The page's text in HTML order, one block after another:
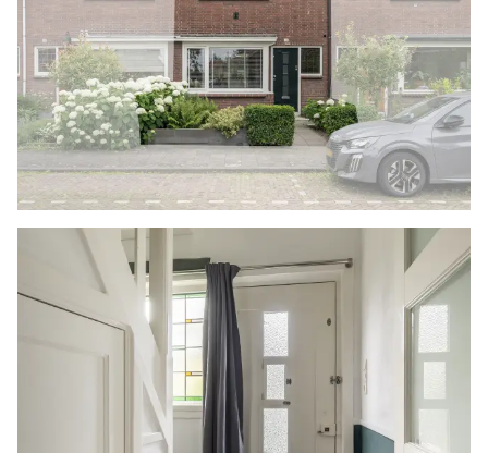
van insectenhorren
- De slaapkamer op de 1e verdieping aan de
achterzijde is voorzien van een elektrisch
zipscreen
- De badkamer is voorzien van screen
(handmatig)
- De gevel aan de achterzijde is voorzien van
een elektrisch knikarmscherm
- 5 zonnepanelen
- Cv-ketel (2024)
- Houten berging met verlichting en elektra
- Schilderwerk (2025)
- Nieuwe badkamerkranen geplaatst
- Gelegen op eigen grond
- Bouwjaar 1939
- Energielabel B